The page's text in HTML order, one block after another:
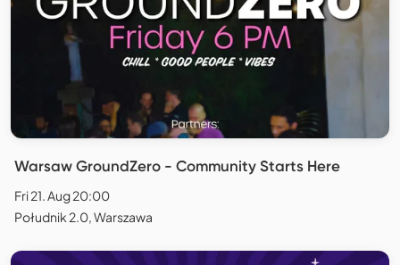
Warsaw GroundZero - Community Starts Here
Fri 21. Aug 20:00
Południk 2.0, Warszawa